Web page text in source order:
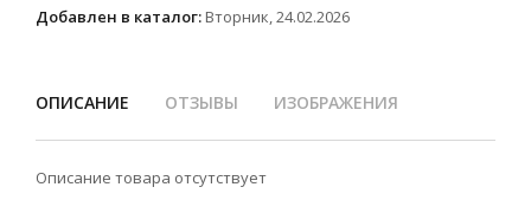
Добавлен в каталог: Вторник, 24.02.2026
ОПИСАНИЕ ОТЗЫВЫ ИЗОБРАЖЕНИЯ
Описание товара отсутствует